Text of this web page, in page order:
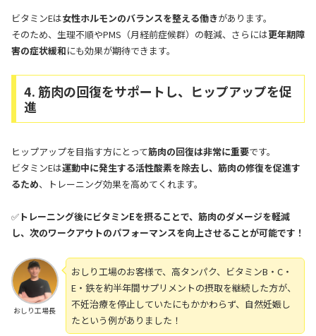
ビタミンEは女性ホルモンのバランスを整える働きがあります。
そのため、生理不順やPMS（月経前症候群）の軽減、さらには更年期障
害の症状緩和にも効果が期待できます。
4. 筋肉の回復をサポートし、ヒップアップを促
進
ヒップアップを目指す方にとって筋肉の回復は非常に重要です。
ビタミンEは運動中に発生する活性酸素を除去し、筋肉の修復を促進す
るため、トレーニング効果を高めてくれます。
✅ トレーニング後にビタミンEを摂ることで、筋肉のダメージを軽減
し、次のワークアウトのパフォーマンスを向上させることが可能です！
おしり工場長
おしり工場のお客様で、高タンパク、ビタミンB・C・
E・鉄を約半年間サプリメントの摂取を継続した方が、
不妊治療を停止していたにもかかわらず、自然妊娠し
たという例がありました！